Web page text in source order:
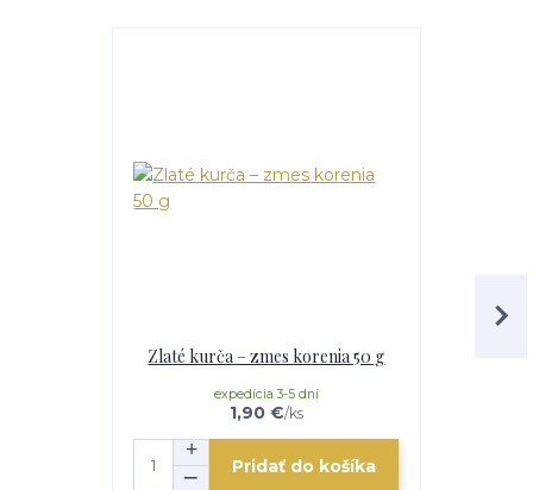
Zlaté kurča – zmes korenia 50 g
1,90 €/ks
expedícia 3-5 dní
Pridať do košíka